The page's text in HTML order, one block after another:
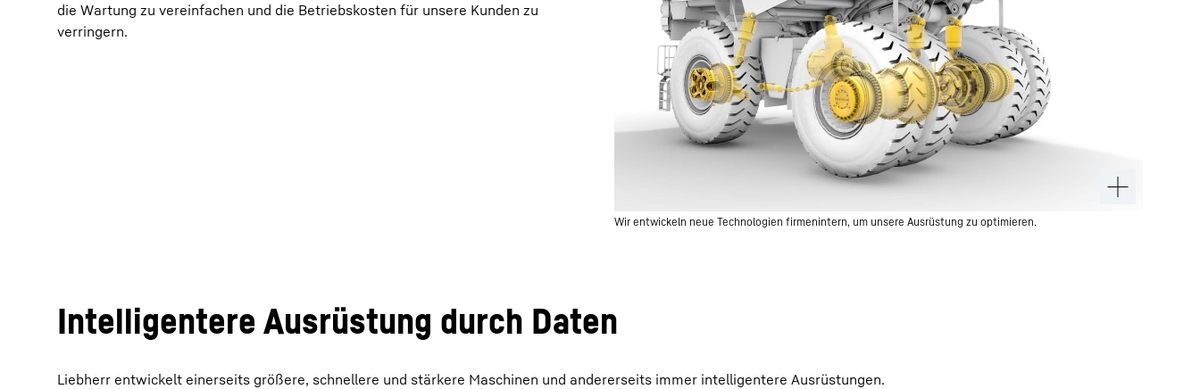
Wir entwickeln neue Technologien firmenintern, um unsere Ausrüstung zu optimieren.
die Wartung zu vereinfachen und die Betriebskosten für unsere Kunden zu
verringern.
Intelligentere Ausrüstung durch Daten
Liebherr entwickelt einerseits größere, schnellere und stärkere Maschinen und andererseits immer intelligentere Ausrüstungen.